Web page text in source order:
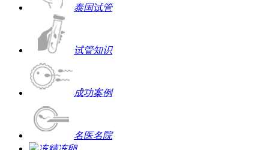
泰国试管
试管知识
成功案例
名医名院